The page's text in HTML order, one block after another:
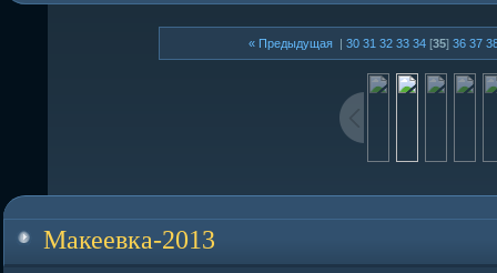
« Предыдущая | 30 31 32 33 34 [35] 36 37
Макеевка-2013